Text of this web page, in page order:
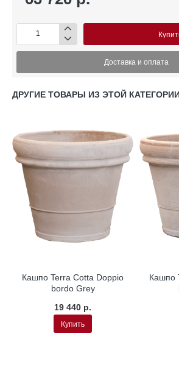
Доставка и оплата
ДРУГИЕ ТОВАРЫ ИЗ ЭТОЙ
Кашпо Terra Cotta Doppio
bordo Grey
19 440 р.
Купить
Кашпо